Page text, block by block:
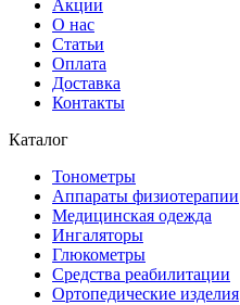
Акции
О нас
Статьи
Оплата
Доставка
Контакты
Каталог
Тонометры
Аппараты физиотерапии
Медицинская одежда
Ингаляторы
Глюкометры
Средства реабилитации
Ортопедические изделия